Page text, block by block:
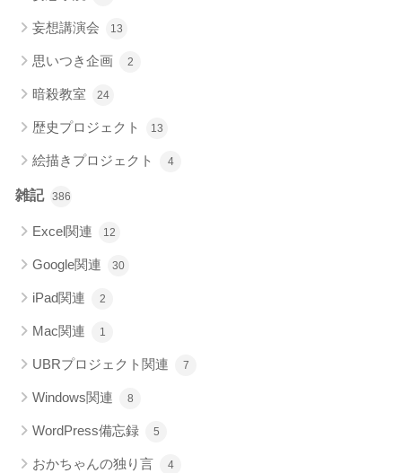
妄想講演会 13
思いつき企画 2
暗殺教室 24
歴史プロジェクト 13
絵描きプロジェクト 4
雑記 386
Excel関連 12
Google関連 30
iPad関連 2
Mac関連 1
UBRプロジェクト関連 7
Windows関連 8
WordPress備忘録 5
おかちゃんの独り言 4